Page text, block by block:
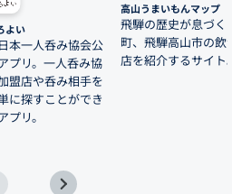
よい
本一人呑み協会公
プリ。一人呑み協
盟店や呑み相手を
に探すことができ
プリ。
高山うまいもんマップ
飛騨の歴史が息づく
町、飛騨高山市の飲
店を紹介するサイト